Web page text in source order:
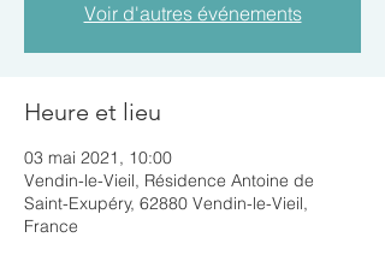
Voir d'autres événements
Heure et lieu
03 mai 2021, 10:00
Vendin-le-Vieil, Résidence Antoine de
Saint-Exupéry, 62880 Vendin-le-Vieil,
France